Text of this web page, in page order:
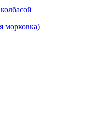
морковка)